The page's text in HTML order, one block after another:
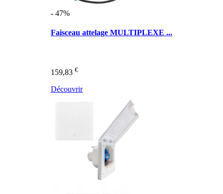
- 47%
Faisceau attelage MULTIPLEXE ...
159,83 €
Découvrir